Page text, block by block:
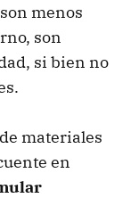
menos
son
si bien no
materiales
en